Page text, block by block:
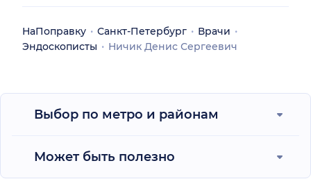
НаПоправку Санкт-Петербург
Врачи
Эндоскописты
Ничик Денис Сергеевич
Выбор по метро и районам
Может быть полезно